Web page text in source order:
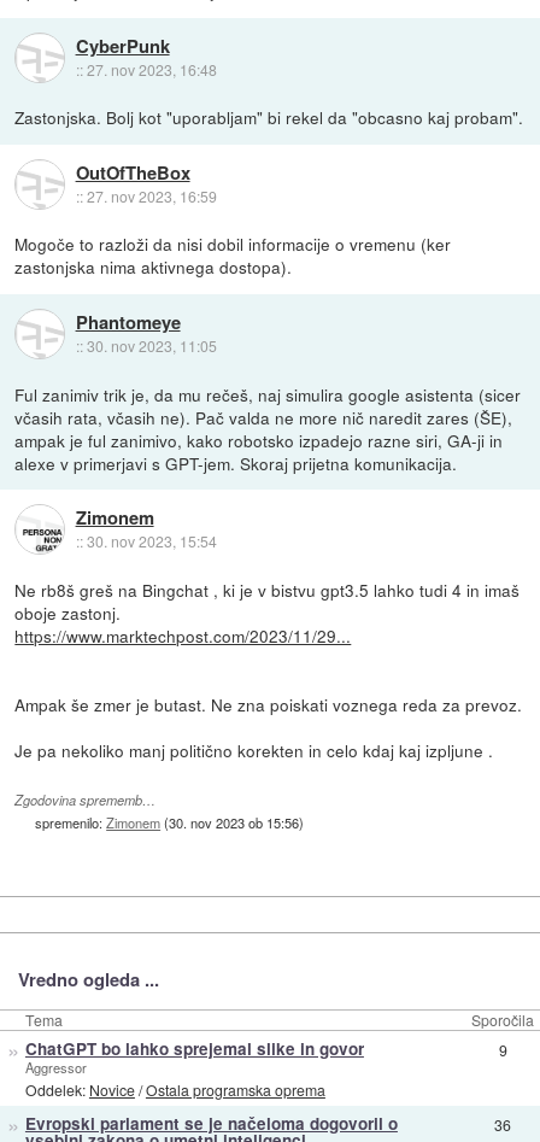
CyberPunk
::27. nov 2023, 16:48
Zastonjska. Bolj kot "uporabljam" bi rekel da "obcasno kaj probam".
OutOfTheBox
::27. nov 2023, 16:59
Mogoče to razloži da nisi dobil informacije o vremenu (ker
zastonjska nima aktivnega dostopa).
Phantomeye
::30. nov 2023, 11:05
Ful zanimiv trik je, da mu rečeš, naj simulira google asistenta (sicer
včasih rata, včasih ne). Pač valda ne more nič naredit zares (ŠE),
ampak je ful zanimivo, kako robotsko izpadejo razne siri, GA-ji in
alexe v primerjavi s GPT-jem. Skoraj prijetna komunikacija.
Zimonem
::30. nov 2023, 15:54
Ne rb8š greš na Bingchat , ki je v bistvu gpt3.5 lahko tudi 4 in imaš
oboje zastonj.
https://www.marktechpost.com/2023/11/29...
Ampak še zmer je butast. Ne zna poiskati voznega reda za prevoz.
Je pa nekoliko manj politično korekten in celo kdaj kaj izpljune .
Zgodovina sprememb…
spremenilo:Zimonem(30. nov 2023 ob 15:56)
Vredno ogleda ...
Tema Sporočila
» ChatGPT bo lahko sprejemal slike in govor
Aggressor
Oddelek: Novice/Ostala programska oprema
9
» Evropski parlament se je načeloma dogovoril o 36